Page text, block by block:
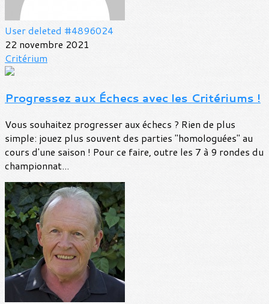
User deleted #4896024
22 novembre 2021
Critérium
Progressez aux Échecs avec les Critériums !
Vous souhaitez progresser aux échecs ? Rien de plus
simple: jouez plus souvent des parties "homologuées" au
cours d'une saison ! Pour ce faire, outre les 7 à 9 rondes du
championnat...